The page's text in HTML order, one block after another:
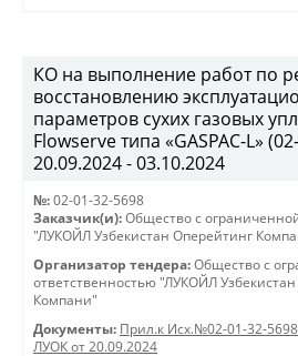
КО на выполнение работ по
восстановлению
параметров сухих газовых
Flowserve типа «GASPAC-L»
20.09.2024 - 03.10.2024
№: 02-01-32-5698
Заказчик(и): Общество с
"ЛУКОЙЛ Узбекистан Оперейтинг
Организатор тендера: Общество с
ответственностью "ЛУКОЙЛ
Компани"
Документы: Прил.к Исх.№02-01-32-5698
ЛУОК от 20.09.2024